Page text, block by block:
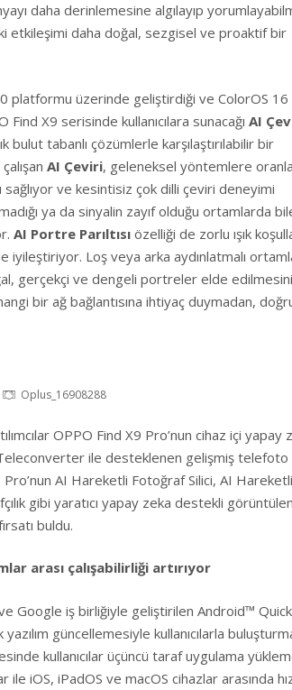
daha derinlemesine algılayıp
etkileşimi daha doğal, sezgisel ve proaktif bir
platformu üzerinde geliştirdiği ve ColorOS 16
X9 serisinde kullanıcılara sunacağı AI
bulut tabanlı çözümlerle karşılaştırılabilir bir
AI Çeviri, geleneksel yöntemlere oranla
sağlıyor ve kesintisiz çok dilli çeviri deneyimi
ya da sinyalin zayıf olduğu ortamlarda
AI Portre Parıltısı özelliği de zorlu ışık
iyileştiriyor. Loş veya arka aydınlatmalı
gerçekçi ve dengeli portreler elde edilmesini
bir ağ bağlantısına ihtiyaç duymadan,
Oplus_16908288
OPPO Find X9 Pro’nun cihaz içi yapay
ile desteklenen gelişmiş telefoto
AI Hareketli Fotoğraf Silici, AI Hareketli
gibi yaratıcı yapay zeka destekli
buldu.
arası çalışabilirliği artırıyor
Google iş birliğiyle geliştirilen Android™ Quick
güncellemesiyle kullanıcılarla
kullanıcılar üçüncü taraf uygulama
iOS, iPadOS ve macOS cihazlar arasında